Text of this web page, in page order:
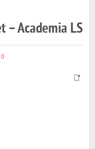
– Academia LS
0